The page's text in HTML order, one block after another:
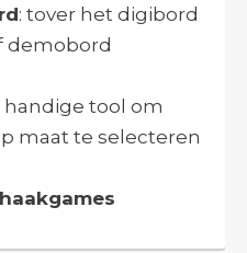
: tover het digibord
demobord
handige tool om
maat te selecteren